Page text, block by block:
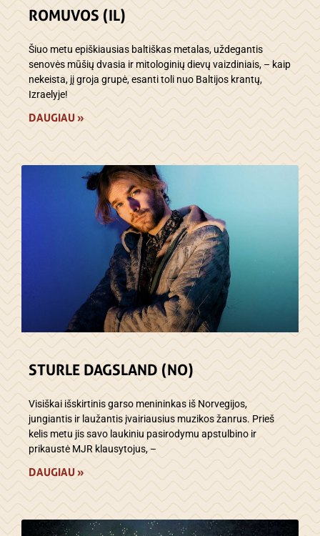
ROMUVOS (IL)
Šiuo metu epiškiausias baltiškas metalas, uždegantis
senovės mūšių dvasia ir mitologinių dievų vaizdiniais, – kaip
nekeista, jį groja grupė, esanti toli nuo Baltijos krantų,
Izraelyje!
DAUGIAU »
STURLE DAGSLAND (NO)
Visiškai išskirtinis garso menininkas iš Norvegijos,
jungiantis ir laužantis įvairiausius muzikos žanrus. Prieš
kelis metu jis savo laukiniu pasirodymu apstulbino ir
prikaustė MJR klausytojus, –
DAUGIAU »